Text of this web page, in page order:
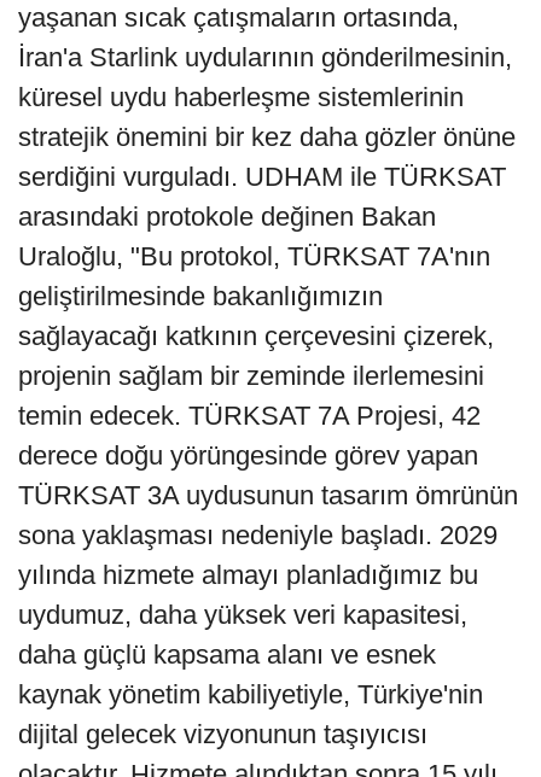
yaşanan sıcak çatışmaların ortasında,
İran'a Starlink uydularının gönderilmesinin,
küresel uydu haberleşme sistemlerinin
stratejik önemini bir kez daha gözler önüne
serdiğini vurguladı. UDHAM ile TÜRKSAT
arasındaki protokole değinen Bakan
Uraloğlu, "Bu protokol, TÜRKSAT 7A'nın
geliştirilmesinde bakanlığımızın
sağlayacağı katkının çerçevesini çizerek,
projenin sağlam bir zeminde ilerlemesini
temin edecek. TÜRKSAT 7A Projesi, 42
derece doğu yörüngesinde görev yapan
TÜRKSAT 3A uydusunun tasarım ömrünün
sona yaklaşması nedeniyle başladı. 2029
yılında hizmete almayı planladığımız bu
uydumuz, daha yüksek veri kapasitesi,
daha güçlü kapsama alanı ve esnek
kaynak yönetim kabiliyetiyle, Türkiye'nin
dijital gelecek vizyonunun taşıyıcısı